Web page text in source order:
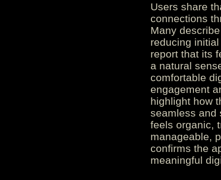
Users share
connections
Many
reducing
report that its
a natural
comfortable
engagement
highlight how
seamless and
feels organic,
manageable,
confirms the
meaningful